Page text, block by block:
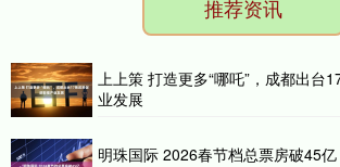
推荐资讯
上上策 打造更多“哪吒”，成都出台
业发展
明珠国际 2026春节档总票房破45亿